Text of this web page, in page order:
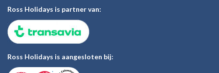
Ross Holidays is partner van:
Ross Holidays is aangesloten bij: